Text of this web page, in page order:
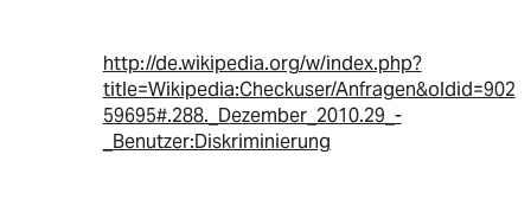
http://de.wikipedia.org/w/index.php?
title=Wikipedia:Checkuser/Anfragen&oldid=902
59695#.288._Dezember_2010.29_-
_Benutzer:Diskriminierung